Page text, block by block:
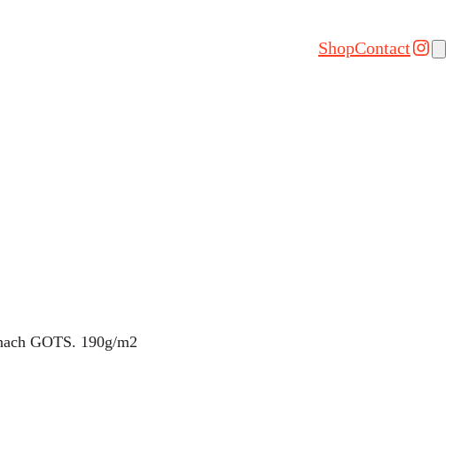
ShopContact
GOTS. 190g/m2